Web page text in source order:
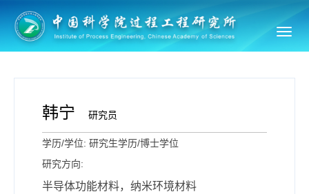
韩宁 研究员
学历/学位: 研究生学历/博士学位
研究方向:
半导体功能材料，纳米环境材料